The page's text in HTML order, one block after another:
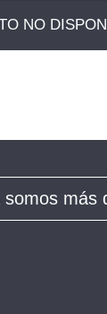
somos más